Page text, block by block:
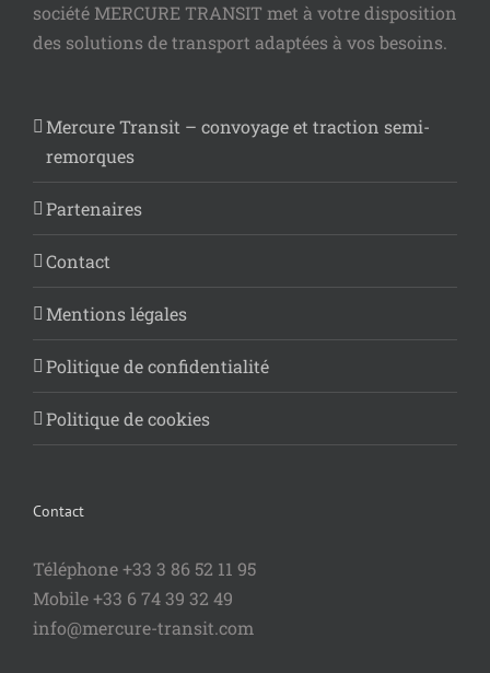
société MERCURE TRANSIT met à votre disposition
des solutions de transport adaptées à vos besoins.
Mercure Transit – convoyage et traction semi-
remorques
Partenaires
Contact
Mentions légales
Politique de confidentialité
Politique de cookies
Contact
Téléphone +33 3 86 52 11 95
Mobile +33 6 74 39 32 49
info@mercure-transit.com